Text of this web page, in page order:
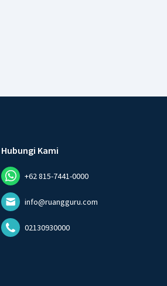
Hubungi Kami
+62 815-7441-0000
info@ruangguru.com
02130930000